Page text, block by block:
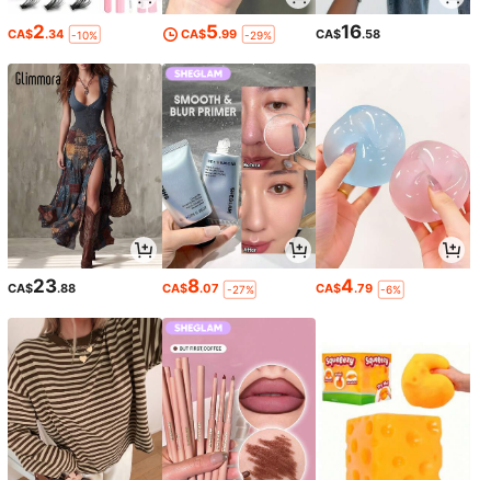
CA$2.34 -10% CA$5.99 -29% CA$16.58
CA$23.88 CA$8.07 -27% CA$4.79 -6%